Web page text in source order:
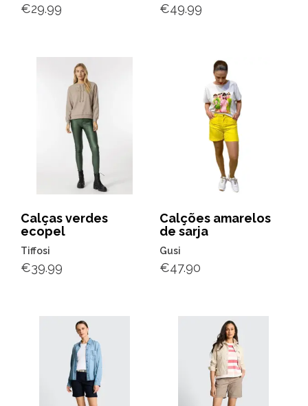
€29.99 €49.99
Calças verdes
ecopel
Tiffosi
€39.99
Calções amarelos
de sarja
Gusi
€47.90